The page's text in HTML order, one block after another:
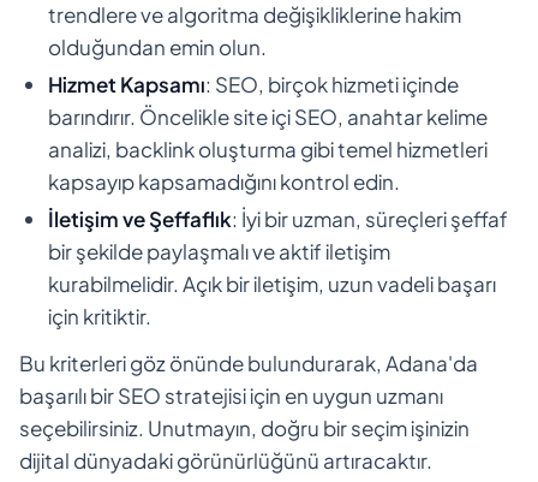
trendlere ve algoritma değişikliklerine hakim
olduğundan emin olun.
Hizmet Kapsamı: SEO, birçok hizmeti içinde
barındırır. Öncelikle site içi SEO, anahtar kelime
analizi, backlink oluşturma gibi temel hizmetleri
kapsayıp kapsamadığını kontrol edin.
İletişim ve Şeffaflık: İyi bir uzman, süreçleri şeffaf
bir şekilde paylaşmalı ve aktif iletişim
kurabilmelidir. Açık bir iletişim, uzun vadeli başarı
için kritiktir.
Bu kriterleri göz önünde bulundurarak, Adana'da
başarılı bir SEO stratejisi için en uygun uzmanı
seçebilirsiniz. Unutmayın, doğru bir seçim işinizin
dijital dünyadaki görünürlüğünü artıracaktır.